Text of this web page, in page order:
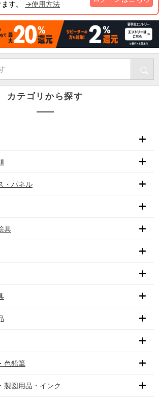
す。 →使用方法
カテゴリから探す
・パネル
具
色鉛筆
製図用品・インク